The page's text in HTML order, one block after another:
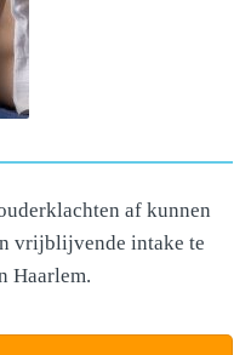
af kunnen
vrijblijvende intake te
Haarlem.